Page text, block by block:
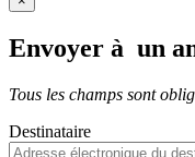
Envoyer à un
Tous les champs sont
Destinataire